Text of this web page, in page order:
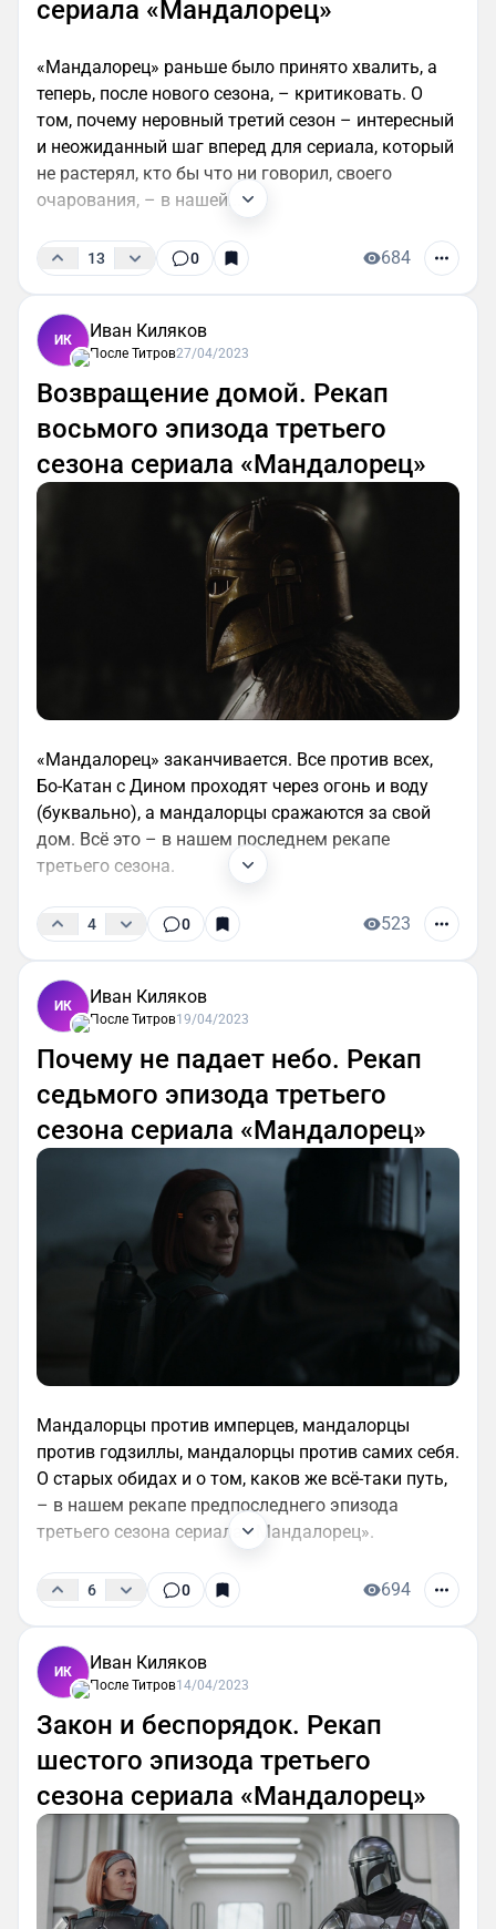
сериала «Мандалорец»
«Мандалорец» раньше было принято хвалить, а
теперь, после нового сезона, – критиковать. О
том, почему неровный третий сезон – интересный
и неожиданный шаг вперед для сериала, который
не растерял, кто бы что ни говорил, своего
очарования, – в нашей...
13 0 684
ИК Иван Киляков
После Титров27/04/2023
Возвращение домой. Рекап
восьмого эпизода третьего
сезона сериала «Мандалорец»
«Мандалорец» заканчивается. Все против всех,
Бо-Катан с Дином проходят через огонь и воду
(буквально), а мандалорцы сражаются за свой
дом. Всё это – в нашем последнем рекапе
третьего сезона.
4 0 523
ИК Иван Киляков
После Титров19/04/2023
Почему не падает небо. Рекап
седьмого эпизода третьего
сезона сериала «Мандалорец»
Мандалорцы против имперцев, мандалорцы
против годзиллы, мандалорцы против самих себя.
О старых обидах и о том, каков же всё-таки путь,
– в нашем рекапе предпоследнего эпизода
третьего сезона сериала «Мандалорец».
6 0 694
ИК Иван Киляков
После Титров14/04/2023
Закон и беспорядок. Рекап
шестого эпизода третьего
сезона сериала «Мандалорец»